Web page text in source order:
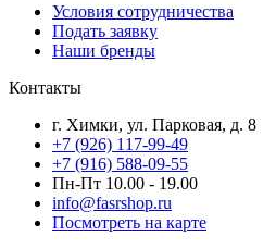
Условия сотрудничества
Подать заявку
Наши бренды
Контакты
г. Химки, ул. Парковая, д. 8
+7 (926) 117-99-49
+7 (916) 588-09-55
Пн-Пт 10.00 - 19.00
info@fasrshop.ru
Посмотреть на карте